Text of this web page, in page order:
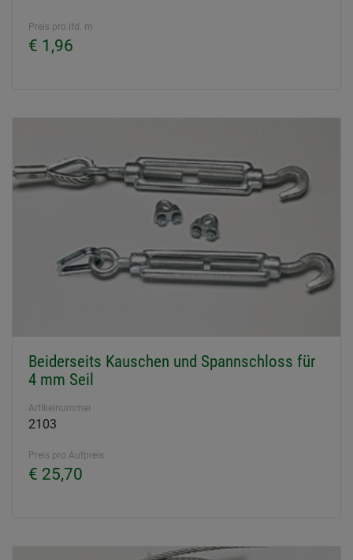
Preis pro lfd. m
€ 1,96
Beiderseits Kauschen und Spannschloss für
4 mm Seil
Artikelnummer
2103
Preis pro Aufpreis
€ 25,70